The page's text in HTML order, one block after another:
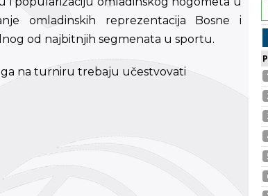
omladinskih reprezentacija Bosne i
od najbitnjih segmenata u sportu.
na turniru trebaju učestvovati